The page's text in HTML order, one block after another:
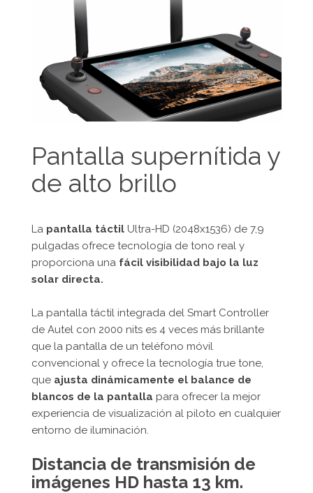
Pantalla supernítida y
de alto brillo
La pantalla táctil Ultra-HD (2048x1536) de 7,9
pulgadas ofrece tecnología de tono real y
proporciona una fácil visibilidad bajo la luz
solar directa.
La pantalla táctil integrada del Smart Controller
de Autel con 2000 nits es 4 veces más brillante
que la pantalla de un teléfono móvil
convencional y ofrece la tecnología true tone,
que ajusta dinámicamente el balance de
blancos de la pantalla para ofrecer la mejor
experiencia de visualización al piloto en cualquier
entorno de iluminación.
Distancia de transmisión de
imágenes HD hasta 13 km.